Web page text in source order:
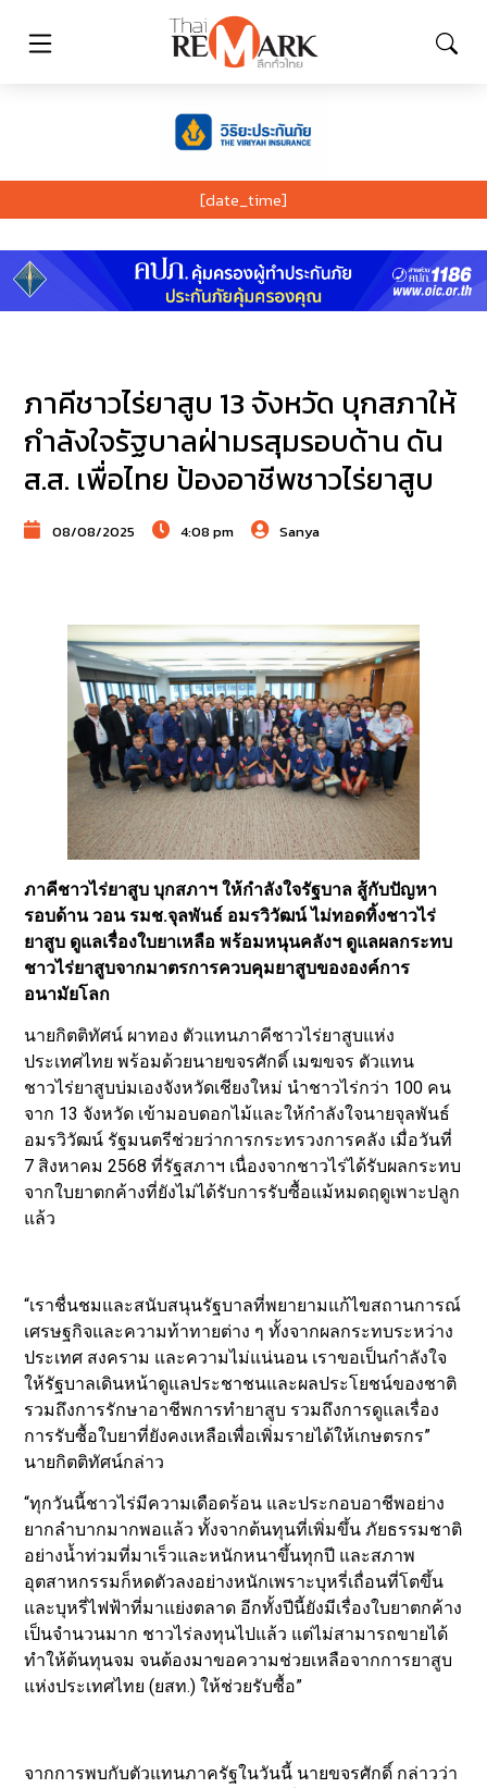
[date_time]
ภาคีชาวไร่ยาสูบ 13 จังหวัด บุกสภาให้
กำลังใจรัฐบาลฝ่ามรสุมรอบด้าน ดัน
ส.ส. เพื่อไทย ป้องอาชีพชาวไร่ยาสูบ
08/08/2025 4:08 pm Sanya
ภาคีชาวไร่ยาสูบ บุกสภาฯ ให้กำลังใจรัฐบาล สู้กับปัญหา
รอบด้าน วอน รมช.จุลพันธ์ อมรวิวัฒน์ ไม่ทอดทิ้งชาวไร่
ยาสูบ ดูแลเรื่องใบยาเหลือ พร้อมหนุนคลังฯ ดูแลผลกระทบ
ชาวไร่ยาสูบจากมาตรการควบคุมยาสูบขององค์การ
อนามัยโลก
นายกิตติทัศน์ ผาทอง ตัวแทนภาคีชาวไร่ยาสูบแห่ง
ประเทศไทย พร้อมด้วยนายขจรศักดิ์ เมฆขจร ตัวแทน
ชาวไร่ยาสูบบ่มเองจังหวัดเชียงใหม่ นำชาวไร่กว่า 100 คน
จาก 13 จังหวัด เข้ามอบดอกไม้และให้กำลังใจนายจุลพันธ์
อมรวิวัฒน์ รัฐมนตรีช่วยว่าการกระทรวงการคลัง เมื่อวันที่
7 สิงหาคม 2568 ที่รัฐสภาฯ เนื่องจากชาวไร่ได้รับผลกระทบ
จากใบยาตกค้างที่ยังไม่ได้รับการรับซื้อแม้หมดฤดูเพาะปลูก
แล้ว
“เราชื่นชมและสนับสนุนรัฐบาลที่พยายามแก้ไขสถานการณ์
เศรษฐกิจและความท้าทายต่าง ๆ ทั้งจากผลกระทบระหว่าง
ประเทศ สงคราม และความไม่แน่นอน เราขอเป็นกำลังใจ
ให้รัฐบาลเดินหน้าดูแลประชาชนและผลประโยชน์ของชาติ
รวมถึงการรักษาอาชีพการทำยาสูบ รวมถึงการดูแลเรื่อง
การรับซื้อใบยาที่ยังคงเหลือเพื่อเพิ่มรายได้ให้เกษตรกร”
นายกิตติทัศน์กล่าว
“ทุกวันนี้ชาวไร่มีความเดือดร้อน และประกอบอาชีพอย่าง
ยากลำบากมากพอแล้ว ทั้งจากต้นทุนที่เพิ่มขึ้น ภัยธรรมชาติ
อย่างน้ำท่วมที่มาเร็วและหนักหนาขึ้นทุกปี และสภาพ
อุตสาหกรรมก็หดตัวลงอย่างหนักเพราะบุหรี่เถื่อนที่โตขึ้น
และบุหรี่ไฟฟ้าที่มาแย่งตลาด อีกทั้งปีนี้ยังมีเรื่องใบยาตกค้าง
เป็นจำนวนมาก ชาวไร่ลงทุนไปแล้ว แต่ไม่สามารถขายได้
ทำให้ต้นทุนจม จนต้องมาขอความช่วยเหลือจากการยาสูบ
แห่งประเทศไทย (ยสท.) ให้ช่วยรับซื้อ”
จากการพบกับตัวแทนภาครัฐในวันนี้ นายขจรศักดิ์ กล่าวว่า